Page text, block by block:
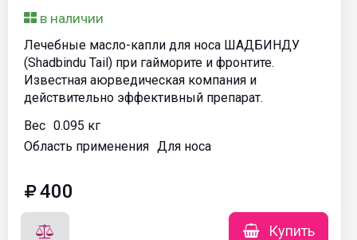
в наличии
Лечебные масло-капли для носа ШАДБИНДУ
(Shadbindu Tail) при гайморите и фронтите.
Известная аюрведическая компания и
действительно эффективный препарат.
Вес 0.095 кг
Область применения Для носа
400
Купить